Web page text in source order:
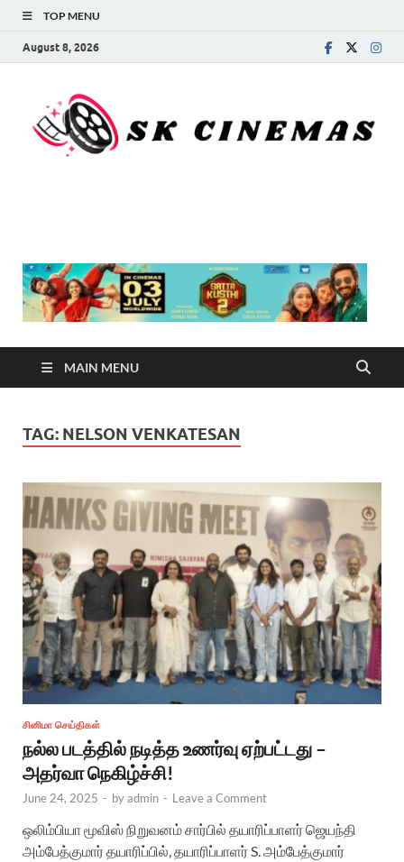
TOP MENU
August 8, 2026
MAIN MENU
TAG: NELSON VENKATESAN
சினிமா செய்திகள்
நல்ல படத்தில் நடித்த உணர்வு ஏற்பட்டது –
அதர்வா நெகிழ்ச்சி!
June 24, 2025 - byadmin - Leave a Comment
ஒலிம்பியா மூவிஸ் நிறுவனம் சார்பில் தயாரிப்பாளர் ஜெயந்தி
அம்பேத்குமார் தயாரிப்பில், தயாரிப்பாளர் S. அம்பேத்குமார்